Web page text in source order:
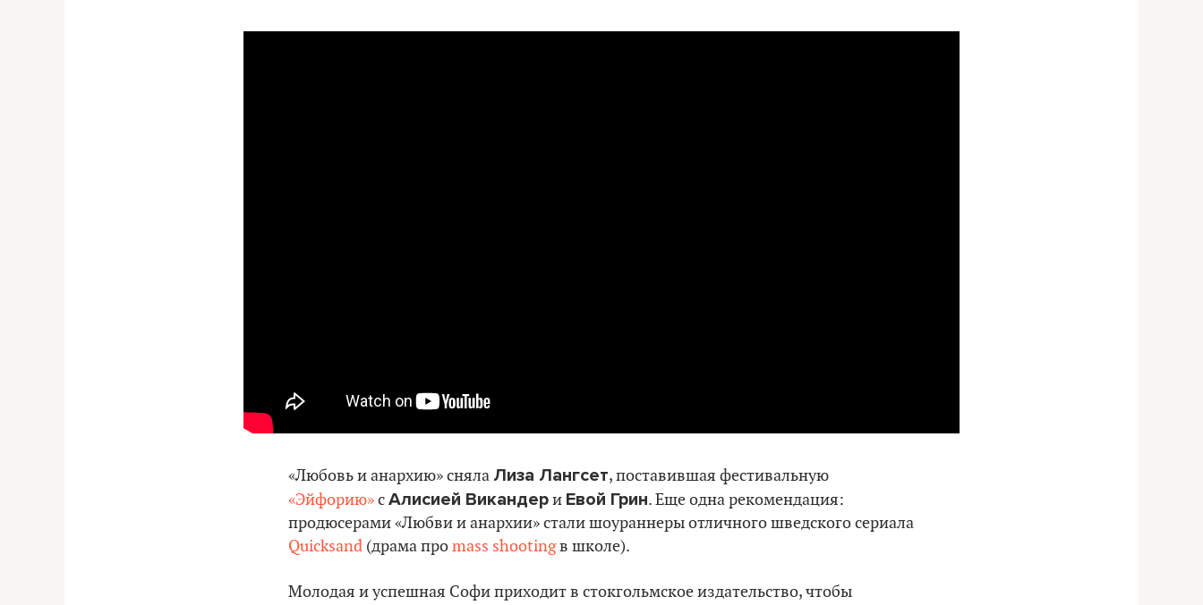
«Любовь и анархию» сняла Лиза Лангсет, поставившая фестивальную
«Эйфорию»сАлисией Викандери Евой Грин. Еще одна рекомендация:
продюсерами «Любви и анархии» стали шоураннеры отличного шведского сериала
Quicksand (драма проmass shootingв школе).
Молодая и успешная Софи приходит в стокгольмское издательство, чтобы